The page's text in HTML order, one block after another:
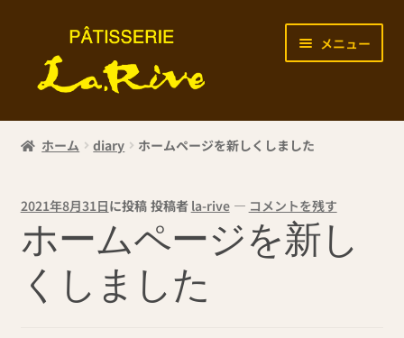
メニュー
HOME
ホーム diary ホームページを新しくしました
2021年8月31日に投稿 投稿者 la-rive — コメントを残す
ホームページを新し
くしました